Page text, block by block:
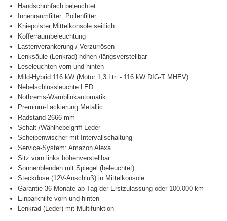
Handschuhfach beleuchtet
Innenraumfilter: Pollenfilter
Kniepolster Mittelkonsole seitlich
Kofferraumbeleuchtung
Lastenverankerung / Verzurrösen
Lenksäule (Lenkrad) höhen-/längsverstellbar
Leseleuchten vorn und hinten
Mild-Hybrid 116 kW (Motor 1,3 Ltr. - 116 kW DIG-T MHEV)
Nebelschlussleuchte LED
Notbrems-Warnblinkautomatik
Premium-Lackierung Metallic
Radstand 2666 mm
Schalt-/Wählhebelgriff Leder
Scheibenwischer mit Intervallschaltung
Service-System: Amazon Alexa
Sitz vorn links höhenverstellbar
Sonnenblenden mit Spiegel (beleuchtet)
Steckdose (12V-Anschluß) in Mittelkonsole
Garantie 36 Monate ab Tag der Erstzulassung oder 100.000 km
Einparkhilfe vorn und hinten
Lenkrad (Leder) mit Multifunktion